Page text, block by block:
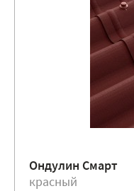
Ондулин Смарт
красный